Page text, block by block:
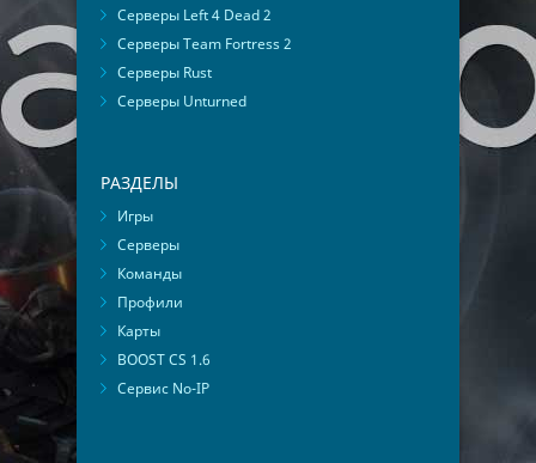
Серверы Left 4 Dead 2
Серверы Team Fortress 2
Серверы Rust
Серверы Unturned
РАЗДЕЛЫ
Игры
Серверы
Команды
Профили
Карты
BOOST CS 1.6
Сервис No-IP